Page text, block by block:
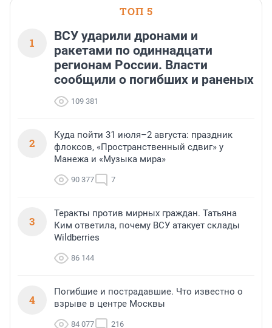
ТОП 5
1
ВСУ ударили дронами и
ракетами по одиннадцати
регионам России. Власти
сообщили о погибших и раненых
109 381
2
Куда пойти 31 июля–2 августа: праздник
флоксов, «Пространственный сдвиг» у
Манежа и «Музыка мира»
90 377 7
3
Теракты против мирных граждан. Татьяна
Ким ответила, почему ВСУ атакует склады
Wildberries
86 144
4
Погибшие и пострадавшие. Что известно о
взрыве в центре Москвы
84 077 216